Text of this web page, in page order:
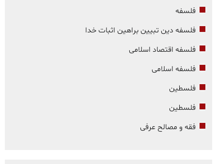
فلسفه
فلسفه دین تبیین براهین اثبات خدا
فلسفه اقتصاد اسلامی
فلسفه اسلامی
فلسطین
فلسطین
فقه و مصالح عرفی